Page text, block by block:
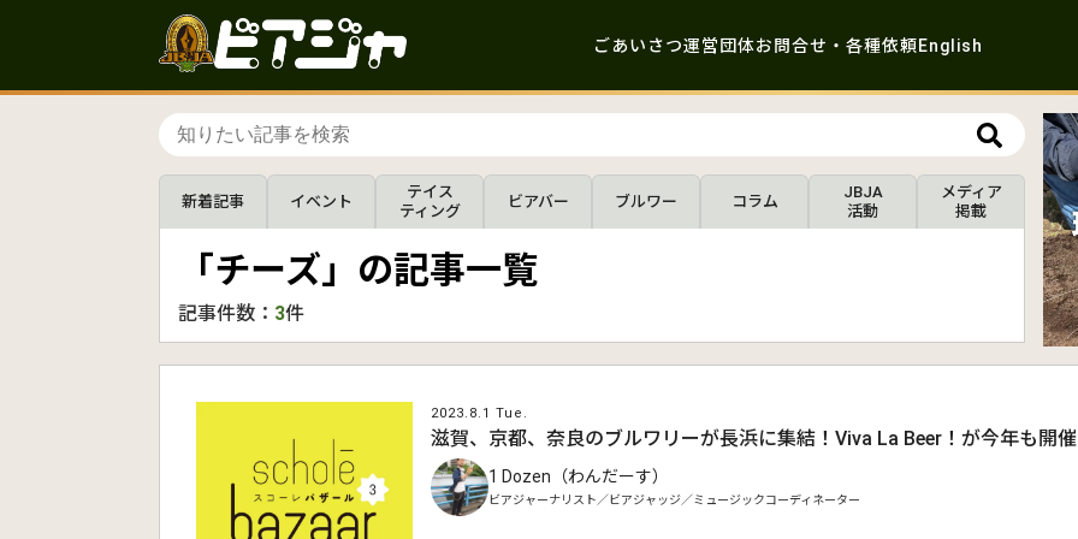
ごあいさつ運営団体お問合せ・各種依頼English
新着記事 イベント
テイス
ティング
ビアバー ブルワー コラム
JBJA
活動
メディア
掲載
「チーズ」の記事一覧
記事件数： 3件
2023.8.1 Tue.
滋賀、京都、奈良のブルワリーが長浜に集結！Viva La Beer！が今年も開
1 Dozen（わんだーす）
ビアジャーナリスト／ビアジャッジ／ミュージックコーディネーター